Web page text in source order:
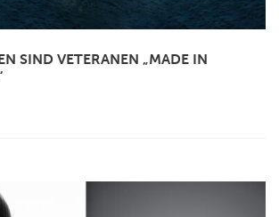
SIND VETERANEN „MADE IN